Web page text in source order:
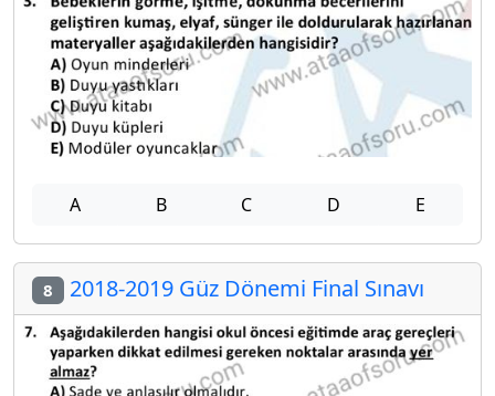
A B C D E
8 2018-2019 Güz Dönemi Final Sınavı